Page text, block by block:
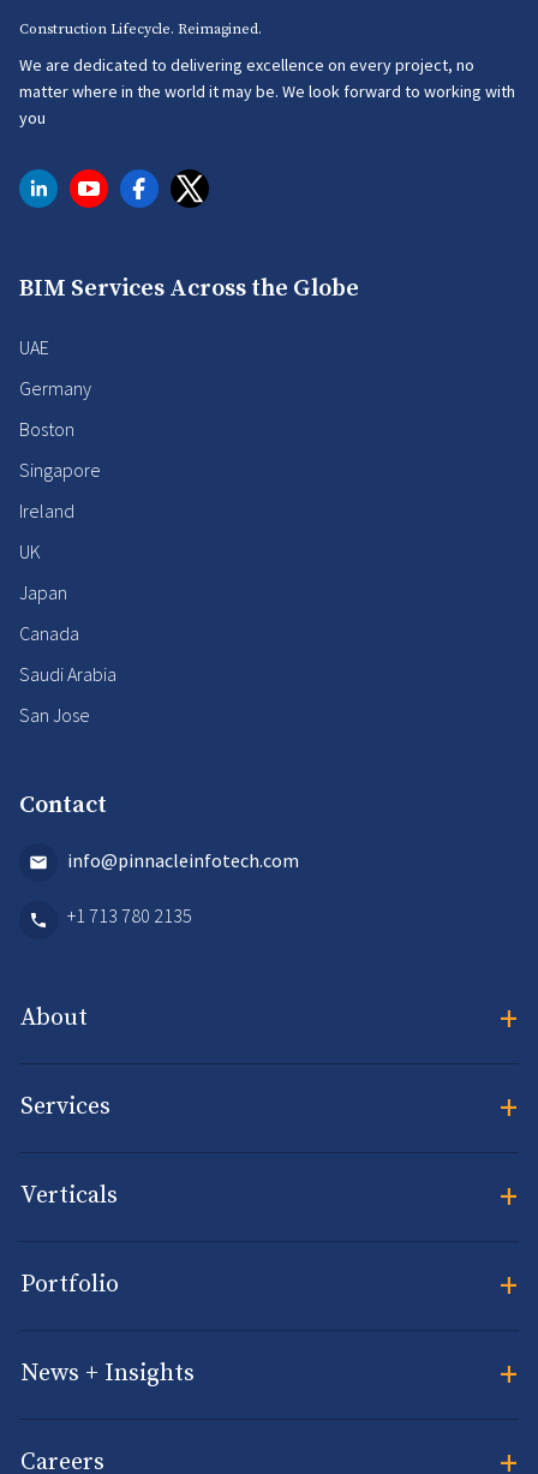
Construction Lifecycle. Reimagined.
We are dedicated to delivering excellence on every project, no
matter where in the world it may be. We look forward to working with
you
BIM Services Across the Globe
UAE
Germany
Boston
Singapore
Ireland
UK
Japan
Canada
Saudi Arabia
San Jose
Contact
info@pinnacleinfotech.com
+1 713 780 2135
About +
Services +
Verticals +
Portfolio +
News + Insights +
Careers +